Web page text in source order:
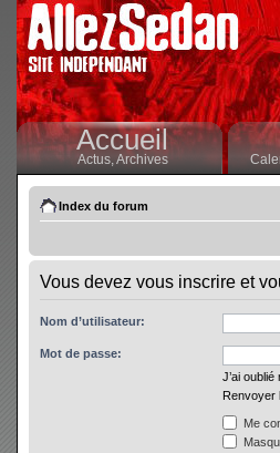
Accueil
Actus,Archives
Index du forum
Vous devez vous inscrire et
Nom d’utilisateur:
Mot de passe:
J’ai
Renvoyer
Me